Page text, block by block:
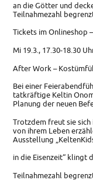
an die Götter und
Teilnahmezahl
Tickets im Onlineshop
Mi 19.3., 17.30-18.30
After Work –
Bei einer
tatkräftige Keltin
Planung der neuen
Trotzdem freut sie sich
von ihrem Leben
Ausstellung
in die Eisenzeit“ klingt
Teilnahmezahl